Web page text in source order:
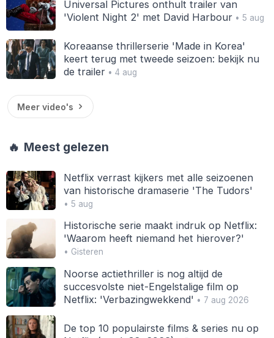
Universal Pictures onthult trailer van
'Violent Night 2' met David Harbour• 5 aug
Koreaanse thrillerserie 'Made in Korea'
keert terug met tweede seizoen: bekijk nu
de trailer• 4 aug
Meer video's
🔥 Meest gelezen
Netflix verrast kijkers met alle seizoenen
van historische dramaserie 'The Tudors'
• 5 aug
Historische serie maakt indruk op Netflix:
'Waarom heeft niemand het hierover?'
• Gisteren
Noorse actiethriller is nog altijd de
succesvolste niet-Engelstalige film op
Netflix: 'Verbazingwekkend' • 7 aug 2026
De top 10 populairste films & series nu op